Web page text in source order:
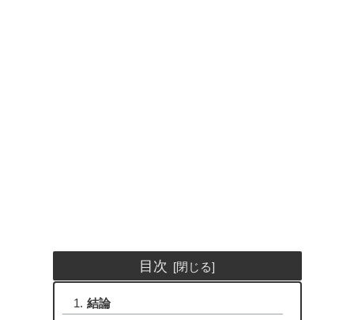
目次
結論